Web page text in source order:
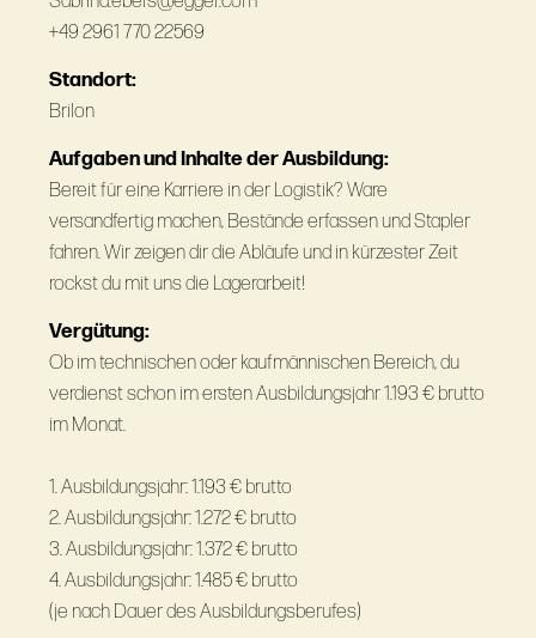
+49 2961 770 22569
Standort:
Brilon
Aufgaben und Inhalte der Ausbildung:
Bereit für eine Karriere in der Logistik? Ware
versandfertig machen, Bestände erfassen und Stapler
fahren. Wir zeigen dir die Abläufe und in kürzester Zeit
rockst du mit uns die Lagerarbeit!
Vergütung:
Ob im technischen oder kaufmännischen Bereich, du
verdienst schon im ersten Ausbildungsjahr 1.193 € brutto
im Monat.
1. Ausbildungsjahr: 1.193 € brutto
2. Ausbildungsjahr: 1.272 € brutto
3. Ausbildungsjahr: 1.372 € brutto
4. Ausbildungsjahr: 1.485 € brutto
(je nach Dauer des Ausbildungsberufes)